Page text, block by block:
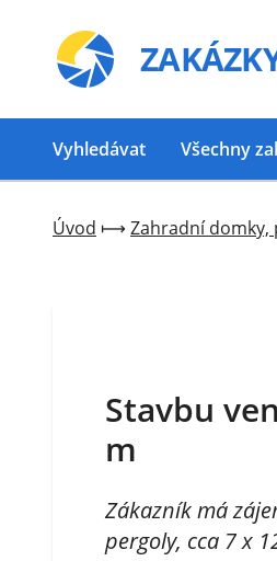
Vyhledávat Všechny
Úvod ⟼ Zahradní
Stavbu
m
Zákazník má
pergoly, cca 7 x